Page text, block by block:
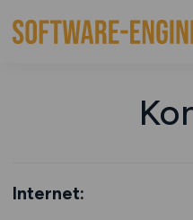
Internet: